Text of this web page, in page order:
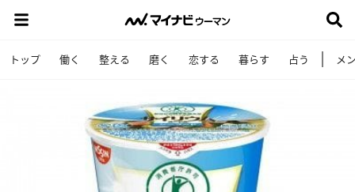
トップ 働く 整える 磨く 恋する 暮らす 占う メ